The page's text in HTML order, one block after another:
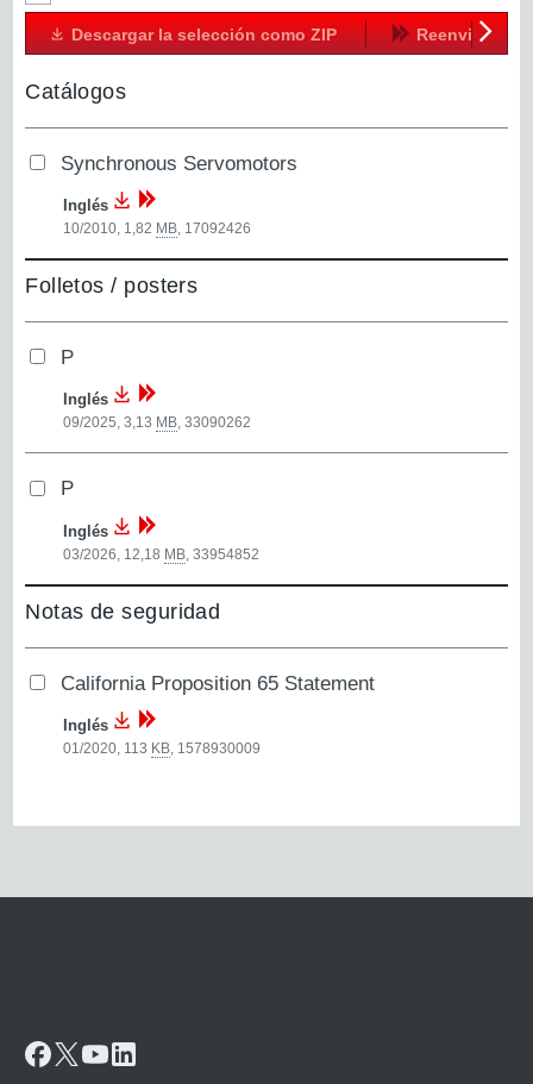
Descargar la selección como ZIP Reenviar
Catálogos
Synchronous Servomotors
Inglés
10/2010, 1,82 MB, 17092426
Folletos / posters
P
Inglés
09/2025, 3,13 MB,33090262
P
Inglés
03/2026, 12,18 MB ,33954852
Notas de seguridad
California Proposition 65 Statement
Inglés
01/2020, 113 KB, 1578930009